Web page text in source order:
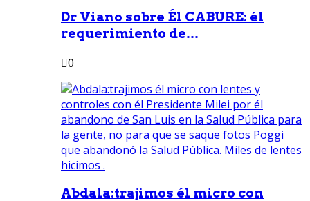
Dr Viano sobre Él CABURE: él
requerimiento de...
0
Abdala:trajimos él micro con